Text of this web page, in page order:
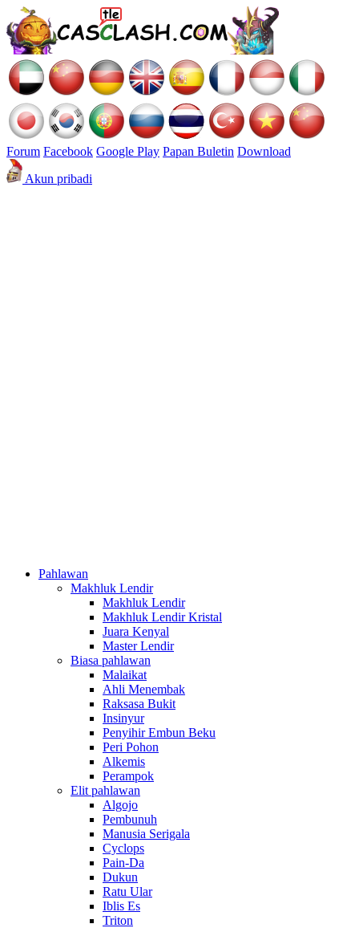
Forum Facebook Google Play Papan Buletin Download
Akun pribadi
Pahlawan
Makhluk Lendir
Makhluk Lendir
Makhluk Lendir Kristal
Juara Kenyal
Master Lendir
Biasa pahlawan
Malaikat
Ahli Menembak
Raksasa Bukit
Insinyur
Penyihir Embun Beku
Peri Pohon
Alkemis
Perampok
Elit pahlawan
Algojo
Pembunuh
Manusia Serigala
Cyclops
Pain-Da
Dukun
Ratu Ular
Iblis Es
Triton